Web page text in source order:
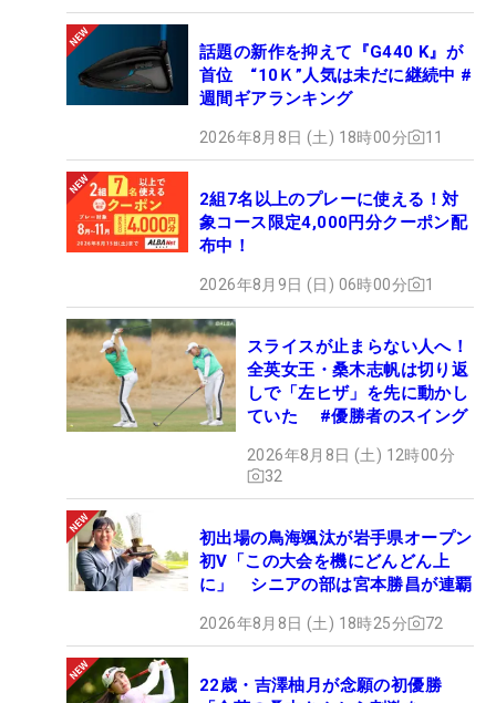
話題の新作を抑えて『G440 K』が
首位 “10Ｋ”人気は未だに継続中 #
週間ギアランキング
2026年8月8日 (土) 18時00分 11
2組7名以上のプレーに使える！対
象コース限定4,000円分クーポン配
布中！
2026年8月9日 (日) 06時00分 1
スライスが止まらない人へ！
全英女王・桑木志帆は切り返
しで「左ヒザ」を先に動かし
ていた #優勝者のスイング
2026年8月8日 (土) 12時00分
32
初出場の鳥海颯汰が岩手県オープン
初V「この大会を機にどんどん上
に」 シニアの部は宮本勝昌が連覇
2026年8月8日 (土) 18時25分 72
22歳・吉澤柚月が念願の初優勝